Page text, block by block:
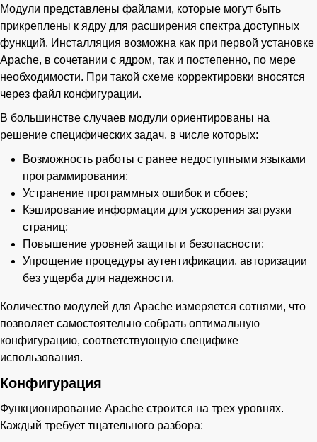
Модули представлены файлами, которые могут быть
прикреплены к ядру для расширения спектра доступных
функций. Инсталляция возможна как при первой установке
Apache, в сочетании с ядром, так и постепенно, по мере
необходимости. При такой схеме корректировки вносятся
через файл конфигурации.
В большинстве случаев модули ориентированы на
решение специфических задач, в числе которых:
Возможность работы с ранее недоступными языками
программирования;
Устранение программных ошибок и сбоев;
Кэширование информации для ускорения загрузки
страниц;
Повышение уровней защиты и безопасности;
Упрощение процедуры аутентификации, авторизации
без ущерба для надежности.
Количество модулей для Apache измеряется сотнями, что
позволяет самостоятельно собрать оптимальную
конфигурацию, соответствующую специфике
использования.
Конфигурация
Функционирование Apache строится на трех уровнях.
Каждый требует тщательного разбора: